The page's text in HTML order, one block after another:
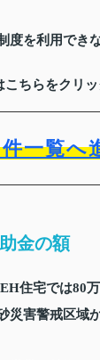
を利用でき
こちらをクリ
一覧へ
金の額
住宅では80
災害警戒区域